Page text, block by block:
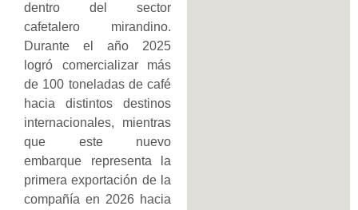
dentro del sector
cafetalero mirandino.
Durante el año 2025
logró comercializar más
de 100 toneladas de café
hacia distintos destinos
internacionales, mientras
que este nuevo
embarque representa la
primera exportación de la
compañía en 2026 hacia